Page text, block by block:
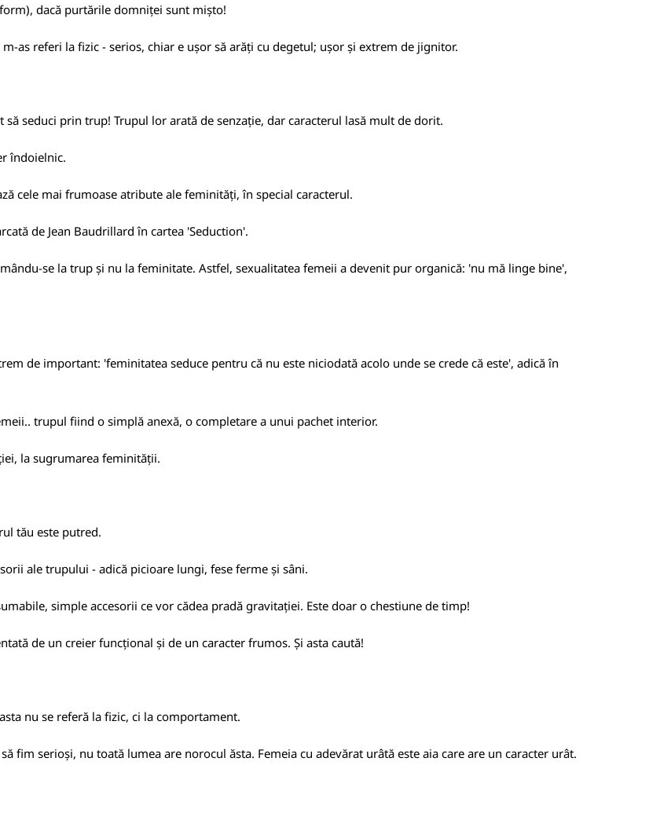
dacă purtările domniței sunt mișto!
as referi la fizic - serios, chiar e ușor să arăți cu degetul; ușor și extrem de jignitor.
seduci prin trup! Trupul lor arată de senzație, dar caracterul lasă mult de dorit.
îndoielnic.
cele mai frumoase atribute ale feminități, în special caracterul.
de Jean Baudrillard în cartea 'Seduction'.
se la trup și nu la feminitate. Astfel, sexualitatea femeii a devenit pur organică: 'nu mă linge bine',
de important: 'feminitatea seduce pentru că nu este niciodată acolo unde se crede că este', adică în
trupul fiind o simplă anexă, o completare a unui pachet interior.
la sugrumarea feminității.
tău este putred.
ale trupului - adică picioare lungi, fese ferme și sâni.
simple accesorii ce vor cădea pradă gravitației. Este doar o chestiune de timp!
de un creier funcțional și de un caracter frumos. Și asta caută!
nu se referă la fizic, ci la comportament.
fim serioși, nu toată lumea are norocul ăsta. Femeia cu adevărat urâtă este aia care are un caracter urât.